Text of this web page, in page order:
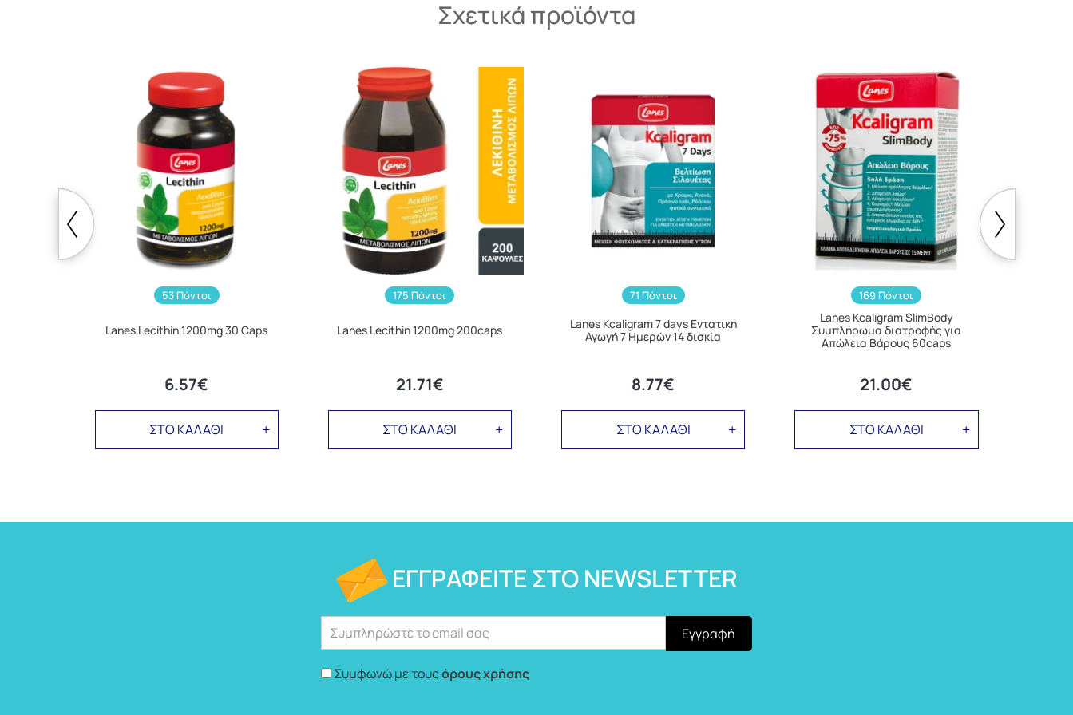
Σχετικά προϊόντα
53 Πόντοι
Lanes Lecithin 1200mg 30 Caps
6.57€
ΣΤΟ ΚΑΛΑΘΙ
175 Πόντοι
Lanes Lecithin 1200mg 200caps
21.71€
ΣΤΟ ΚΑΛΑΘΙ
71 Πόντοι
Lanes Kcaligram 7 days Εντατική
Αγωγή 7 Ημερών 14 δισκία
8.77€
ΣΤΟ ΚΑΛΑΘΙ
169 Πόντοι
Lanes Kcaligram SlimBody
Συμπλήρωμα διατροφής για
Απώλεια Βάρους 60caps
21.00€
ΣΤΟ ΚΑΛΑΘΙ
ΕΓΓΡΑΦΕΊΤΕ ΣΤΟ NEWSLETTER
Συμφωνώ με τουςόρους χρήσης